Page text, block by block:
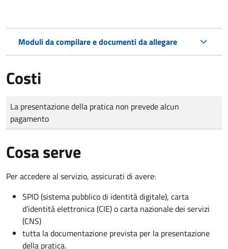
Moduli da compilare e documenti da allegare
Costi
Tipo di pagamento
Importo
La presentazione della pratica non prevede alcun
pagamento
Cosa serve
Per accedere al servizio, assicurati di avere:
SPID (sistema pubblico di identità digitale), carta
d’identità elettronica (CIE) o carta nazionale dei servizi
(CNS)
tutta la documentazione prevista per la presentazione
della pratica.